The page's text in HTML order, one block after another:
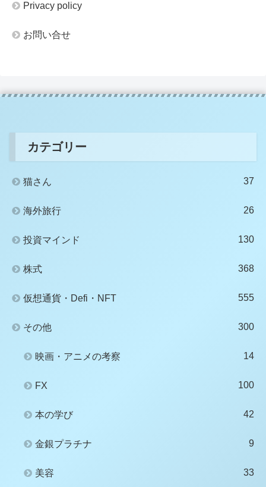
Privacy policy
お問い合せ
カテゴリー
猫さん 37
海外旅行 26
投資マインド 130
株式 368
仮想通貨・Defi・NFT 555
その他 300
映画・アニメの考察 14
FX 100
本の学び 42
金銀プラチナ 9
美容 33